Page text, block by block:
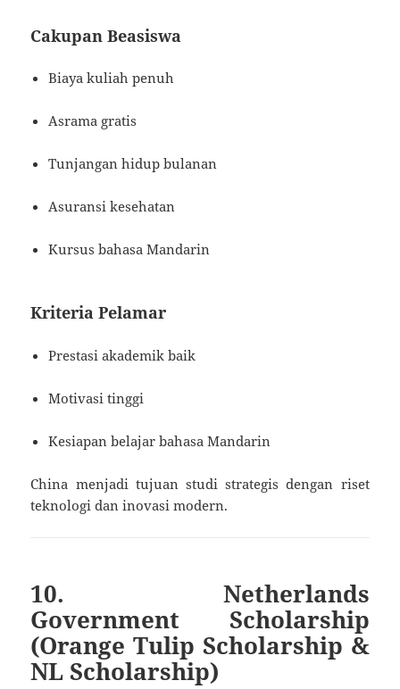
Cakupan Beasiswa
Biaya kuliah penuh
Asrama gratis
Tunjangan hidup bulanan
Asuransi kesehatan
Kursus bahasa Mandarin
Kriteria Pelamar
Prestasi akademik baik
Motivasi tinggi
Kesiapan belajar bahasa Mandarin
China menjadi tujuan studi strategis dengan riset
teknologi dan inovasi modern.
10. Netherlands
Government Scholarship
(Orange Tulip Scholarship &
NL Scholarship)